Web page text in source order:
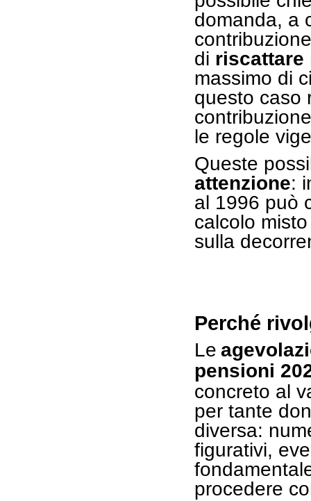
domanda, a
di riscattare
massimo di
questo caso
le regole
Queste
attenzione:
al 1996 può
calcolo
sulla
Perché
Le
pensioni
concreto al
per tante
diversa:
figurativi,
procedere